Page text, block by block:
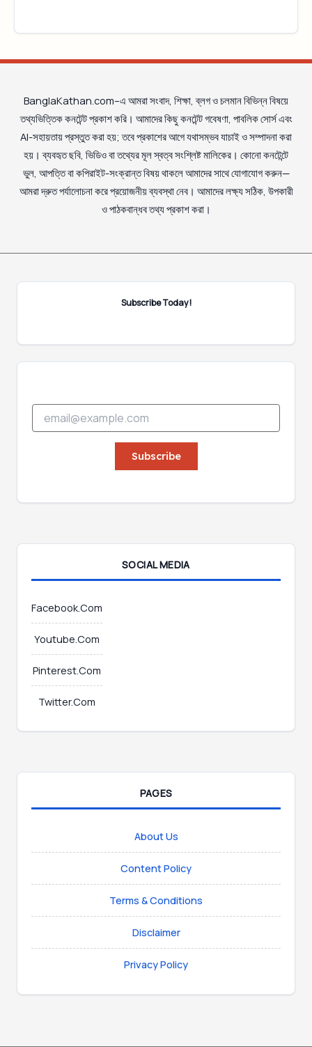
BanglaKathan.com–এ আমরা সংবাদ, শিক্ষা, ব্লগ ও চলমান বিভিন্ন বিষয়ে
তথ্যভিত্তিক কনটেন্ট প্রকাশ করি। আমাদের কিছু কনটেন্ট গবেষণা, পাবলিক সোর্স এবং
AI-সহায়তায় প্রস্তুত করা হয়; তবে প্রকাশের আগে যথাসম্ভব যাচাই ও সম্পাদনা করা
হয়। ব্যবহৃত ছবি, ভিডিও বা তথ্যের মূল স্বত্ব সংশ্লিষ্ট মালিকের। কোনো কনটেন্টে
ভুল, আপত্তি বা কপিরাইট-সংক্রান্ত বিষয় থাকলে আমাদের সাথে যোগাযোগ করুন—
আমরা দ্রুত পর্যালোচনা করে প্রয়োজনীয় ব্যবস্থা নেব। আমাদের লক্ষ্য সঠিক, উপকারী
ও পাঠকবান্ধব তথ্য প্রকাশ করা।
Subscribe Today!
m
a
i
l
E
Subscribe
SOCIAL MEDIA
Facebook.Com
Youtube.Com
Pinterest.Com
Twitter.Com
PAGES
About Us
Content Policy
Terms & Conditions
Disclaimer
Privacy Policy